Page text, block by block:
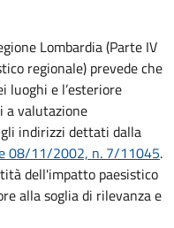
Lombardia (Parte IV
regionale) prevede che
luoghi e l’esteriore
a valutazione
indirizzi dettati dalla
08/11/2002, n. 7/11045.
dell'impatto paesistico
alla soglia di rilevanza e